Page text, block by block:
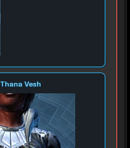
Thana Vesh